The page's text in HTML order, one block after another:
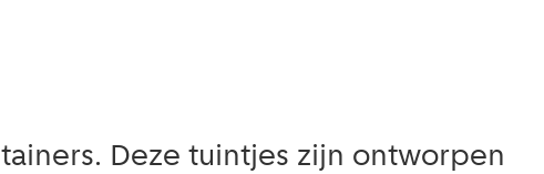
Deze tuintjes zijn ontworpen